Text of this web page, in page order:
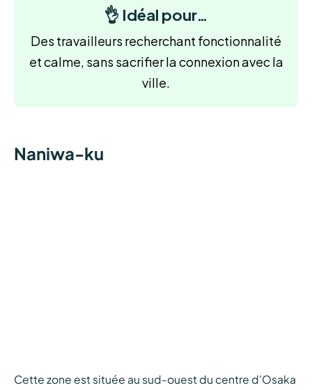
👌 Idéal pour…
Des travailleurs recherchant fonctionnalité
et calme, sans sacrifier la connexion avec la
ville.
Naniwa-ku
Cette zone est située au sud-ouest du centre d'Osaka